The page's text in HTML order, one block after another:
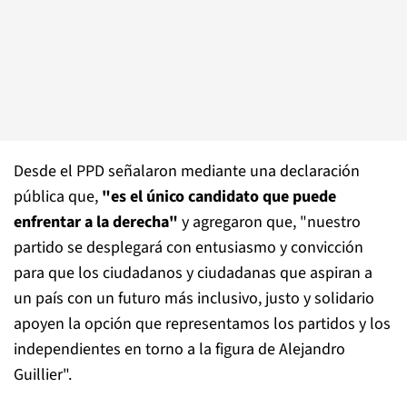
Desde el PPD señalaron mediante una declaración
pública que, "es el único candidato que puede
enfrentar a la derecha" y agregaron que, "nuestro
partido se desplegará con entusiasmo y convicción
para que los ciudadanos y ciudadanas que aspiran a
un país con un futuro más inclusivo, justo y solidario
apoyen la opción que representamos los partidos y los
independientes en torno a la figura de Alejandro
Guillier".